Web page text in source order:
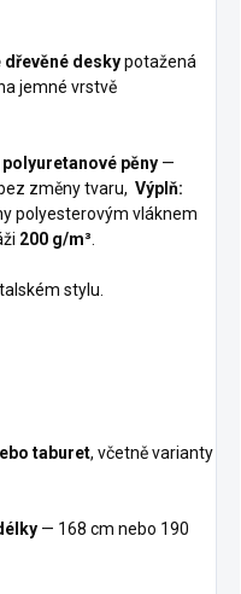
deskypotažená
jemné vrstvě
pěny —
změny tvaru, Výplň:
polyesterovým vláknem
200 g/m³
stylu.
taburet, včetně varianty
— 168 cm nebo 190